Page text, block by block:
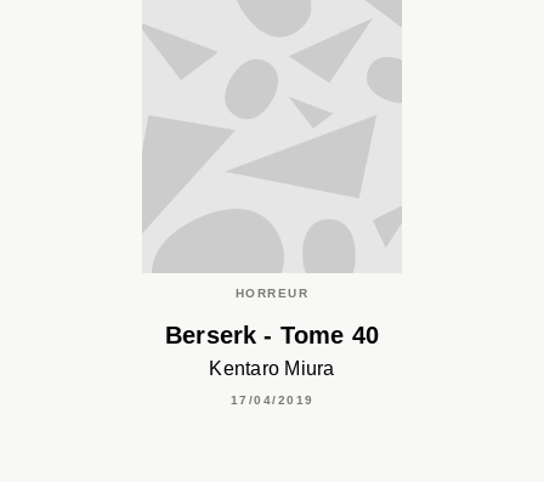
HORREUR
Berserk - Tome 40
Kentaro Miura
17/04/2019